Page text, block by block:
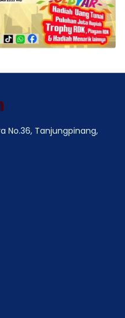
No.36, Tanjungpinang,